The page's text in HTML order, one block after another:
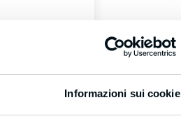
Informazioni sui cookie